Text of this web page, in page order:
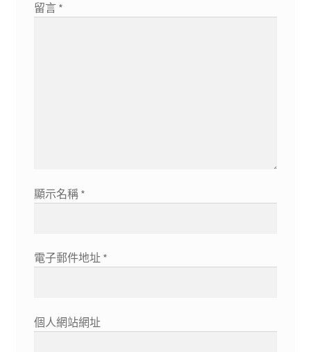
留言 *
顯示名稱 *
電子郵件地址 *
個人網站網址